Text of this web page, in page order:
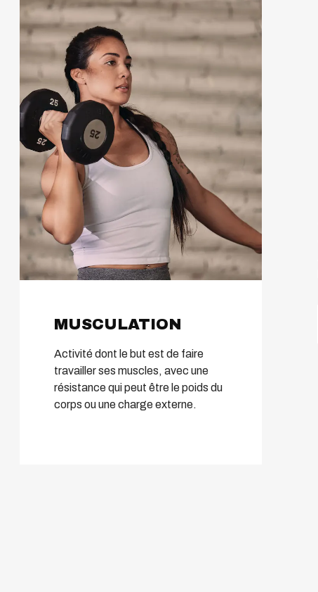
MUSCULATION
Activité dont le but est de faire
travailler ses muscles, avec une
résistance qui peut être le poids du
corps ou une charge externe.